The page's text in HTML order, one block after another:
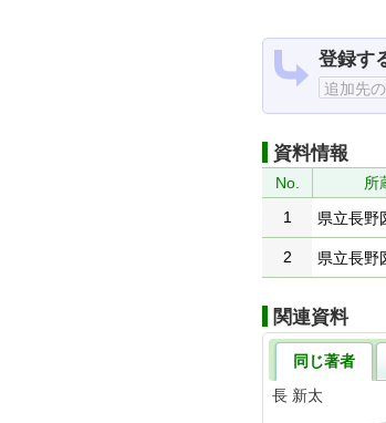
登録す
資料情報
No. 所
1
県立長野
2 県立長野
関連資料
同じ著者
長 新太